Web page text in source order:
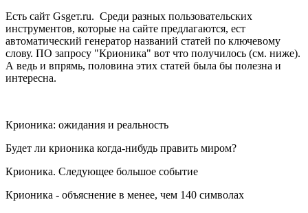
Есть сайт Gsgeт.ru. Среди разных пользовательских
инструментов, которые на сайте предлагаются, ест
автоматический генератор названий статей по ключевому
слову. ПО запросу "Крионика" вот что получилось (см. ниже).
А ведь и впрямь, половина этих статей была бы полезна и
интересна.
Крионика: ожидания и реальность
Будет ли крионика когда-нибудь править миром?
Крионика. Следующее большое событие
Крионика - объяснение в менее, чем 140 символах